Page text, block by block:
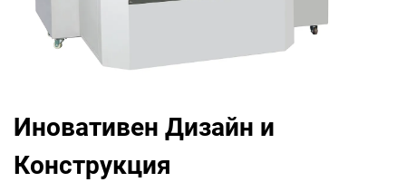
Иновативен Дизайн и
Конструкция